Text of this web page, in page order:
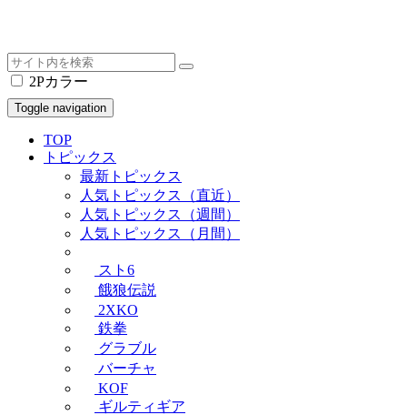
2Pカラー
Toggle navigation
TOP
トピックス
最新トピックス
人気トピックス（直近）
人気トピックス（週間）
人気トピックス（月間）
スト6
餓狼伝説
2XKO
鉄拳
グラブル
バーチャ
KOF
ギルティギア